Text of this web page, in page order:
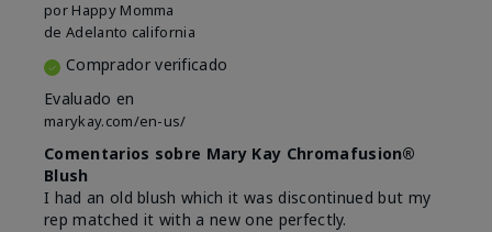
por Happy Momma
de Adelanto california
Comprador verificado
Evaluado en
marykay.com/en-us/
Comentarios sobre Mary Kay Chromafusion®
Blush
I had an old blush which it was discontinued but my
rep matched it with a new one perfectly.